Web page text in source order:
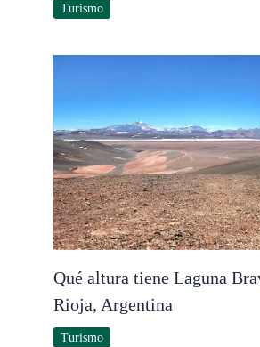
Turismo
Qué altura tiene Laguna
Rioja, Argentina
Turismo